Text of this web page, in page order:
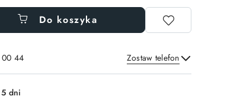
Do koszyka
00 44 Zostaw telefon
Wyślij
dni